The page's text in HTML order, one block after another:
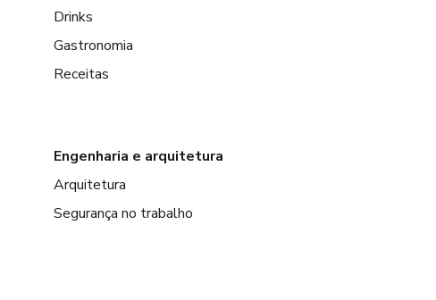
Drinks
Gastronomia
Receitas
Engenharia e arquitetura
Arquitetura
Segurança no trabalho